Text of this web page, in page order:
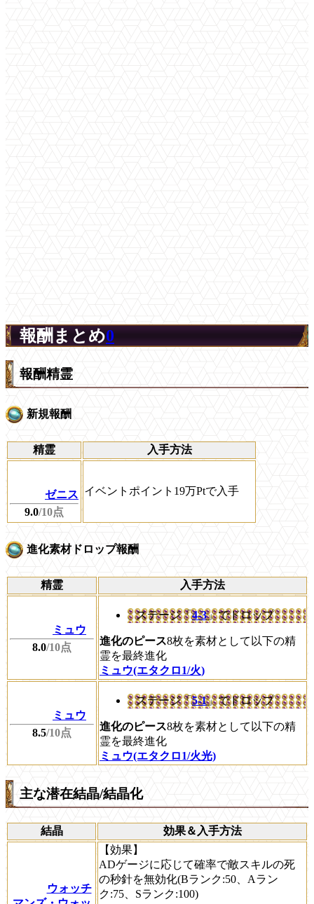
報酬まとめ0
報酬精霊
新規報酬
精霊 入手方法
ゼニス
9.0/10点
イベントポイント19万Ptで入手
進化素材ドロップ報酬
精霊 入手方法
ミュウ
8.0/10点
ステージ「4-3」でドロップ
進化のピース8枚を素材として以下の精
霊を最終進化
ミュウ(エタクロ1/火)
ミュウ
8.5/10点
ステージ「5-1」でドロップ
進化のピース8枚を素材として以下の精
霊を最終進化
ミュウ(エタクロ1/火光)
主な潜在結晶/結晶化
結晶 効果＆入手方法
ウォッチ
【効果】
ADゲージに応じて確率で敵スキルの死
の秒針を無効化(Bランク:50、Aラン
ク:75、Sランク:100)